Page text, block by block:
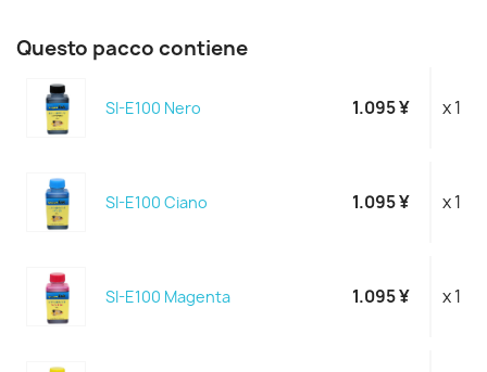
Questo pacco contiene
SI-E100 Nero 1.095 ¥ x 1
SI-E100 Ciano 1.095 ¥ x 1
SI-E100 Magenta 1.095 ¥ x 1